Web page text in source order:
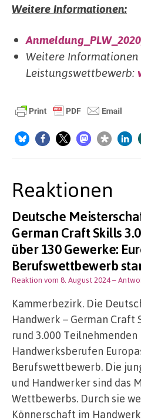
Weitere Informationen:
Weitere Informationen
Leistungswettbewerb:
Reaktionen
Deutsche
German Craft Skills
über 130 Gewerke:
Berufswettbewerb
Reaktion vom 8. August 2024–
Kammerbezirk. Die
Handwerk – German
rund 3.000 Teilnehmenden
Handwerksberufen
Berufswettbewerb. Die
und Handwerker sind das
Wettbewerbs. Durch sie
Könnerschaft im